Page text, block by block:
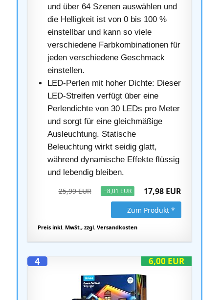
und über 64 Szenen auswählen und
die Helligkeit ist von 0 bis 100 %
einstellbar und kann so viele
verschiedene Farbkombinationen für
jeden verschiedene Geschmack
einstellen.
LED-Perlen mit hoher Dichte: Dieser
LED-Streifen verfügt über eine
Perlendichte von 30 LEDs pro Meter
und sorgt für eine gleichmäßige
Ausleuchtung. Statische
Beleuchtung wirkt seidig glatt,
während dynamische Effekte flüssig
und lebendig bleiben.
25,99 EUR −8,01 EUR 17,98 EUR
Zum Produkt *
Preis inkl. MwSt., zzgl. Versandkosten
6,00 EUR
4